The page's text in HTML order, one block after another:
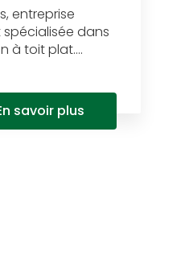
entreprise
spécialisée dans
à toit plat....
savoir plus